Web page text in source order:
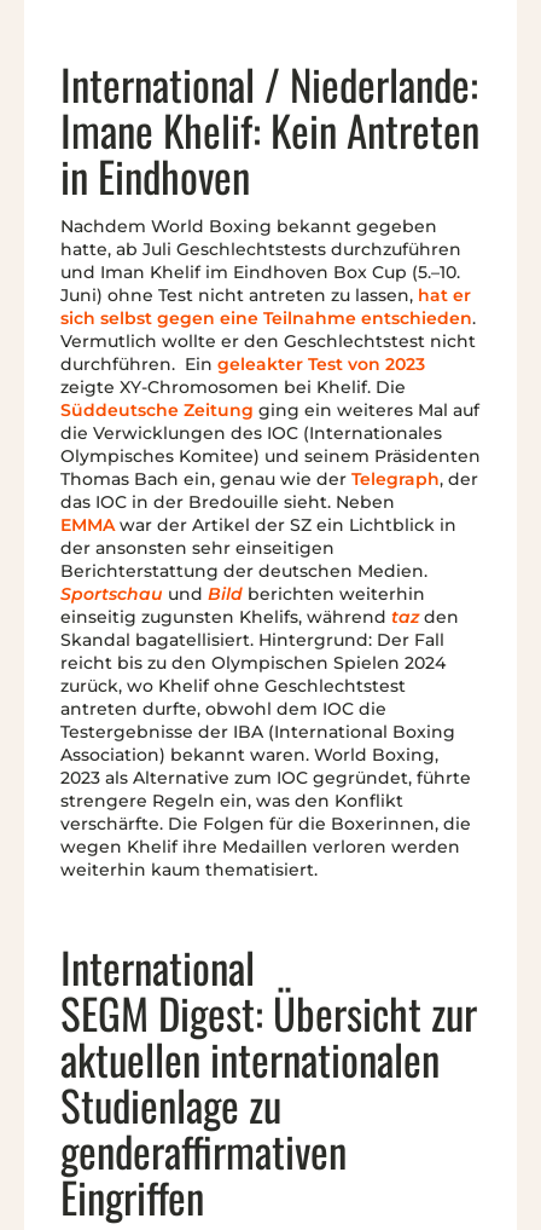
International / Niederlande:
Imane Khelif: Kein Antreten
in Eindhoven
Nachdem World Boxing bekannt gegeben
hatte, ab Juli Geschlechtstests durchzuführen
und Iman Khelif im Eindhoven Box Cup (5.–10.
Juni) ohne Test nicht antreten zu lassen, hat er
sich selbst gegen eine Teilnahme entschieden.
Vermutlich wollte er den Geschlechtstest nicht
durchführen. Ein geleakter Test von 2023
zeigte XY-Chromosomen bei Khelif. Die
Süddeutsche Zeitung ging ein weiteres Mal auf
die Verwicklungen des IOC (Internationales
Olympisches Komitee) und seinem Präsidenten
Thomas Bach ein, genau wie der Telegraph, der
das IOC in der Bredouille sieht. Neben
EMMAwar der Artikel der SZ ein Lichtblick in
der ansonsten sehr einseitigen
Berichterstattung der deutschen Medien.
Sportschau und Bild berichten weiterhin
einseitig zugunsten Khelifs, während tazden
Skandal bagatellisiert. Hintergrund: Der Fall
reicht bis zu den Olympischen Spielen 2024
zurück, wo Khelif ohne Geschlechtstest
antreten durfte, obwohl dem IOC die
Testergebnisse der IBA (International Boxing
Association) bekannt waren. World Boxing,
2023 als Alternative zum IOC gegründet, führte
strengere Regeln ein, was den Konflikt
verschärfte. Die Folgen für die Boxerinnen, die
wegen Khelif ihre Medaillen verloren werden
weiterhin kaum thematisiert.
International
SEGM Digest: Übersicht zur
aktuellen internationalen
Studienlage zu
genderaffirmativen
Eingriffen